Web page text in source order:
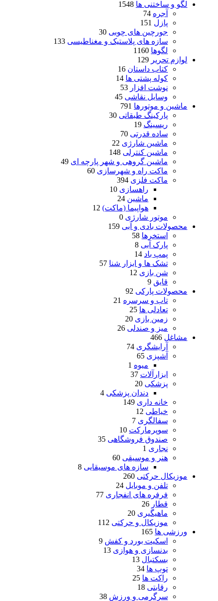
لگو و ساختنی ها 1548
آجره
74
پازل
151
جورچین های چوبی 30
سازه های پلاستیک و مغناطیسی 133
لگوها
1160
لوازم تحریر 129
کتاب داستان 16
کوله پشتی ها 14
نوشت افزار 53
وسایل نقاشی 45
ماشین و موتورها 791
پارکینگ طبقاتی 30
ریسینگ 19
ساده قدرتی 70
ماشین شارژی 22
ماشین کنترلی 148
ماشین گروهی و شهر پارچه ای 49
ماکت راه و شهرسازی 60
ماکت فلزی 394
راهسازی 10
ماشین 24
هواپیما (ماکت) 12
موتور شارژی 0
محصولات بادی و آبی 159
استخرها 58
پارک آبی 8
پمپ باد 14
تشک ها و ابزار شنا 57
شن بازی 12
قایق
9
محصولات پارکی 92
تاب و سرسره 21
تعادلی ها 25
زمین بازی 20
میز و صندلی 26
مشاغل 466
آرایشگری 74
آشپزی 65
میوه
1
ابزارآلات
37
پزشکی 20
دندان پزشکی 4
خانه داری 149
خیاطی 12
سفالگری 7
سوپرمارکت 10
صندوق فروشگاهی 35
نجاری 1
هنر و موسیقی 60
سازه های موسیقایی 8
موزیکال حرکتی 260
تلفن و موبایل 24
فرفره های انفجاری 77
قطار
26
ماهیگیری 20
موزیکال و حرکتی 112
ورزشی ها 165
اسکیت بورد و کفش 9
بدنسازی و هوازی 13
بسکتبال 13
توپ ها 34
راکت ها 25
رقابتی 18
سرگرمی و ورزش 38